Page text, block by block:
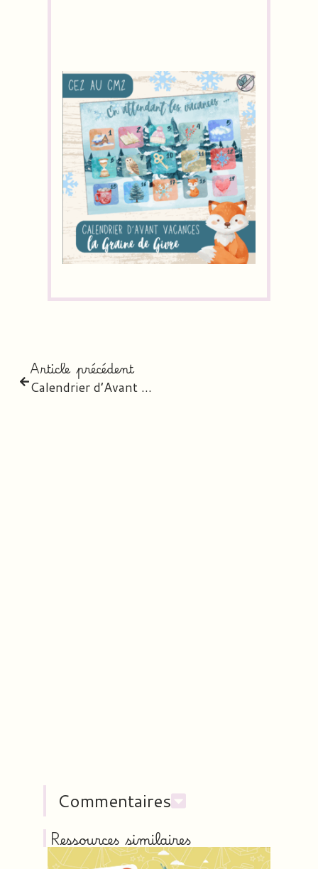
Article précédent
Calendrier d’Avant Vacances – “La Graine de Givre” (CE2 à CM2)
Commentaires
Ressources similaires